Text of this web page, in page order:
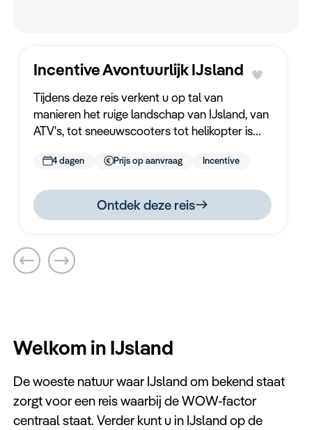
Incentive Avontuurlijk IJsland
Tijdens deze reis verkent u op tal van
manieren het ruige landschap van IJsland, van
ATV's, tot sneeuwscooters tot helikopter is
avontuurlijke reis.
4 dagen Prijs op aanvraag Incentive
Ontdek deze reis
Welkom in IJsland
De woeste natuur waar IJsland om bekend staat
zorgt voor een reis waarbij de WOW-factor
centraal staat. Verder kunt u in IJsland op de